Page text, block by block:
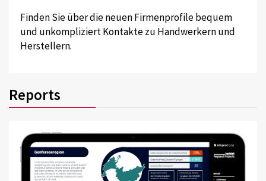
Finden Sie über die neuen Firmenprofile bequem
und unkompliziert Kontakte zu Handwerkern und
Herstellern.
Reports